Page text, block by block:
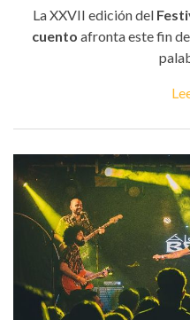
La XXVII edición del
cuento afronta este fin